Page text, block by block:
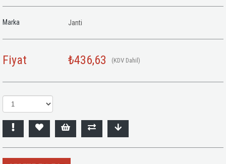
Marka Janti
Fiyat ₺436,63 (KDV Dahil)